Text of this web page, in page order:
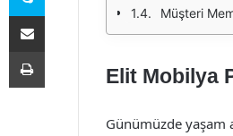
Müşteri
Elit Mobilya
Günümüzde yaşam
E-Posta ile paylaş